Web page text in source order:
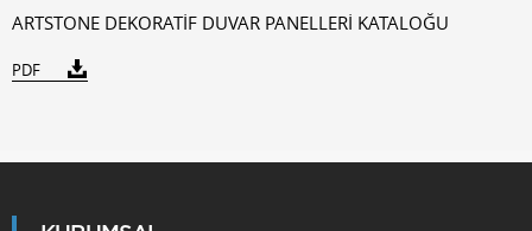
ARTSTONE DEKORATİF DUVAR PANELLERİ KATALOĞU
PDF